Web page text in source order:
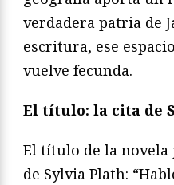
verdadera patria de
escritura, ese
vuelve fecunda.
El título: la cita de
El título de la novela
de Sylvia Plath: